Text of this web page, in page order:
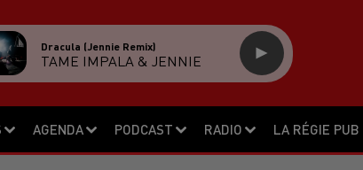
AGENDA PODCAST RADIO LA RÉGIE PUB
Dracula (jennie Remix)
TAME IMPALA & JENNIE